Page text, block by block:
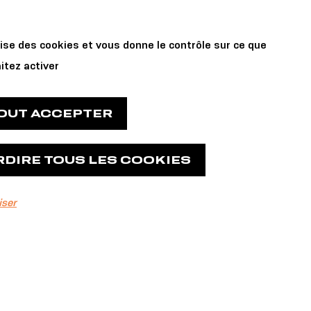
us
and Reservations
:
des cookies et vous donne le contrôle sur ce que
activer
ACCEPTER
TOUS LES COOKIES